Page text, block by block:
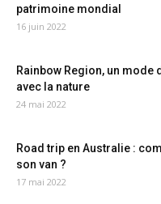
patrimoine mondial
16 juin 2022
Rainbow Region, un mode
avec la nature
24 mai 2022
Road trip en Australie :
son van ?
17 mai 2022